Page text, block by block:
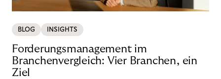
BLOG INSIGHTS
Forderungsmanagement im
Branchenvergleich: Vier Branchen, ein
Ziel